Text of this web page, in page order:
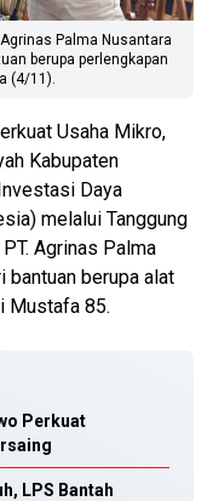
Palma Nusantara
berupa perlengkapan
(4/11).
Usaha Mikro,
Kabupaten
Daya
melalui Tanggung
Agrinas Palma
bantuan berupa alat
Mustafa 85.
Perkuat
LPS Bantah